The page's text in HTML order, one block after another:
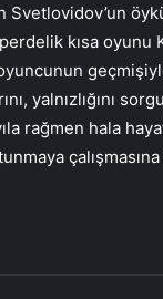
Svetlovidov’un
kısa oyunu
oyuncunun
yalnızlığını
rağmen hala